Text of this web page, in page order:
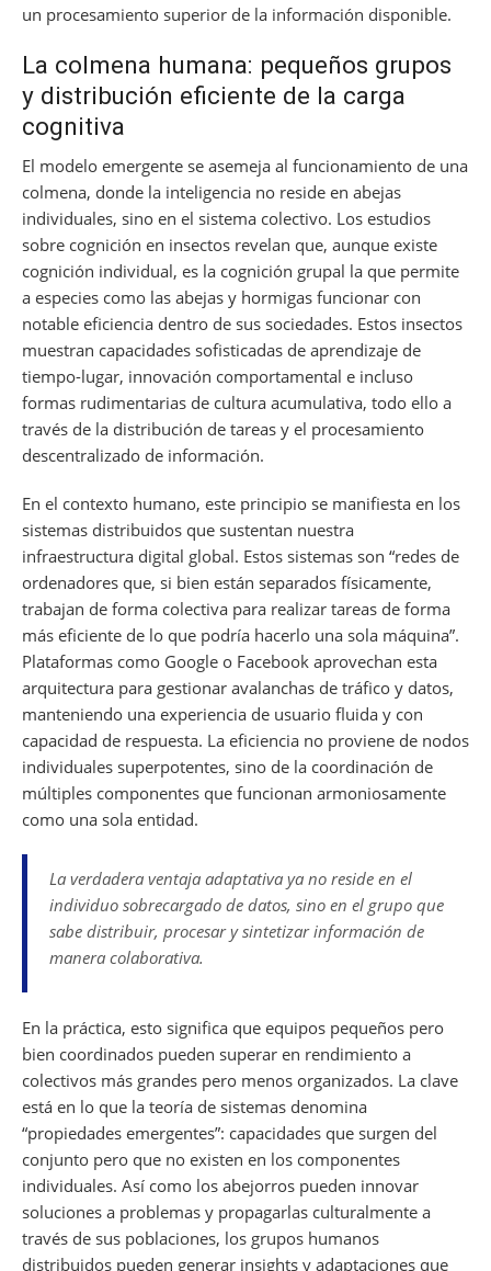
un procesamiento superior de la información disponible.
La colmena humana: pequeños grupos
y distribución eficiente de la carga
cognitiva
El modelo emergente se asemeja al funcionamiento de una
colmena, donde la inteligencia no reside en abejas
individuales, sino en el sistema colectivo. Los estudios
sobre cognición en insectos revelan que, aunque existe
cognición individual, es la cognición grupal la que permite
a especies como las abejas y hormigas funcionar con
notable eficiencia dentro de sus sociedades. Estos insectos
muestran capacidades sofisticadas de aprendizaje de
tiempo-lugar, innovación comportamental e incluso
formas rudimentarias de cultura acumulativa, todo ello a
través de la distribución de tareas y el procesamiento
descentralizado de información.
En el contexto humano, este principio se manifiesta en los
sistemas distribuidos que sustentan nuestra
infraestructura digital global. Estos sistemas son “redes de
ordenadores que, si bien están separados físicamente,
trabajan de forma colectiva para realizar tareas de forma
más eficiente de lo que podría hacerlo una sola máquina”.
Plataformas como Google o Facebook aprovechan esta
arquitectura para gestionar avalanchas de tráfico y datos,
manteniendo una experiencia de usuario fluida y con
capacidad de respuesta. La eficiencia no proviene de nodos
individuales superpotentes, sino de la coordinación de
múltiples componentes que funcionan armoniosamente
como una sola entidad.
La verdadera ventaja adaptativa ya no reside en el
individuo sobrecargado de datos, sino en el grupo que
sabe distribuir, procesar y sintetizar información de
manera colaborativa.
En la práctica, esto significa que equipos pequeños pero
bien coordinados pueden superar en rendimiento a
colectivos más grandes pero menos organizados. La clave
está en lo que la teoría de sistemas denomina
“propiedades emergentes”: capacidades que surgen del
conjunto pero que no existen en los componentes
individuales. Así como los abejorros pueden innovar
soluciones a problemas y propagarlas culturalmente a
través de sus poblaciones, los grupos humanos
distribuidos pueden generar insights y adaptaciones que